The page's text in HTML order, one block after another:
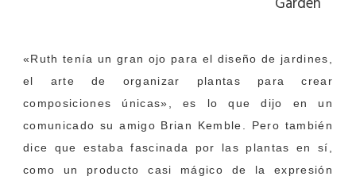
«Ruth tenía un gran ojo para el diseño de jardines,
el arte de organizar plantas para crear
composiciones únicas», es lo que dijo en un
comunicado su amigo Brian Kemble. Pero también
dice que estaba fascinada por las plantas en sí,
como un producto casi mágico de la expresión